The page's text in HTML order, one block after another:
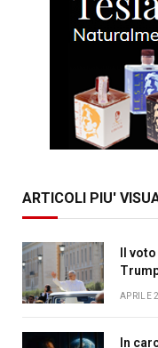
ARTICOLI PIU'
Il
APRILE
In